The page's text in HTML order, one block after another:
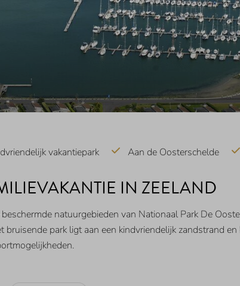
vakantiepark Aan de Oosterschelde
IN ZEELAND
natuurgebieden van Nationaal Park De
park ligt aan een kindvriendelijk zandstrand